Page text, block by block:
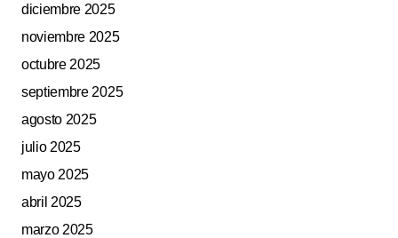
diciembre 2025
noviembre 2025
octubre 2025
septiembre 2025
agosto 2025
julio 2025
mayo 2025
abril 2025
marzo 2025